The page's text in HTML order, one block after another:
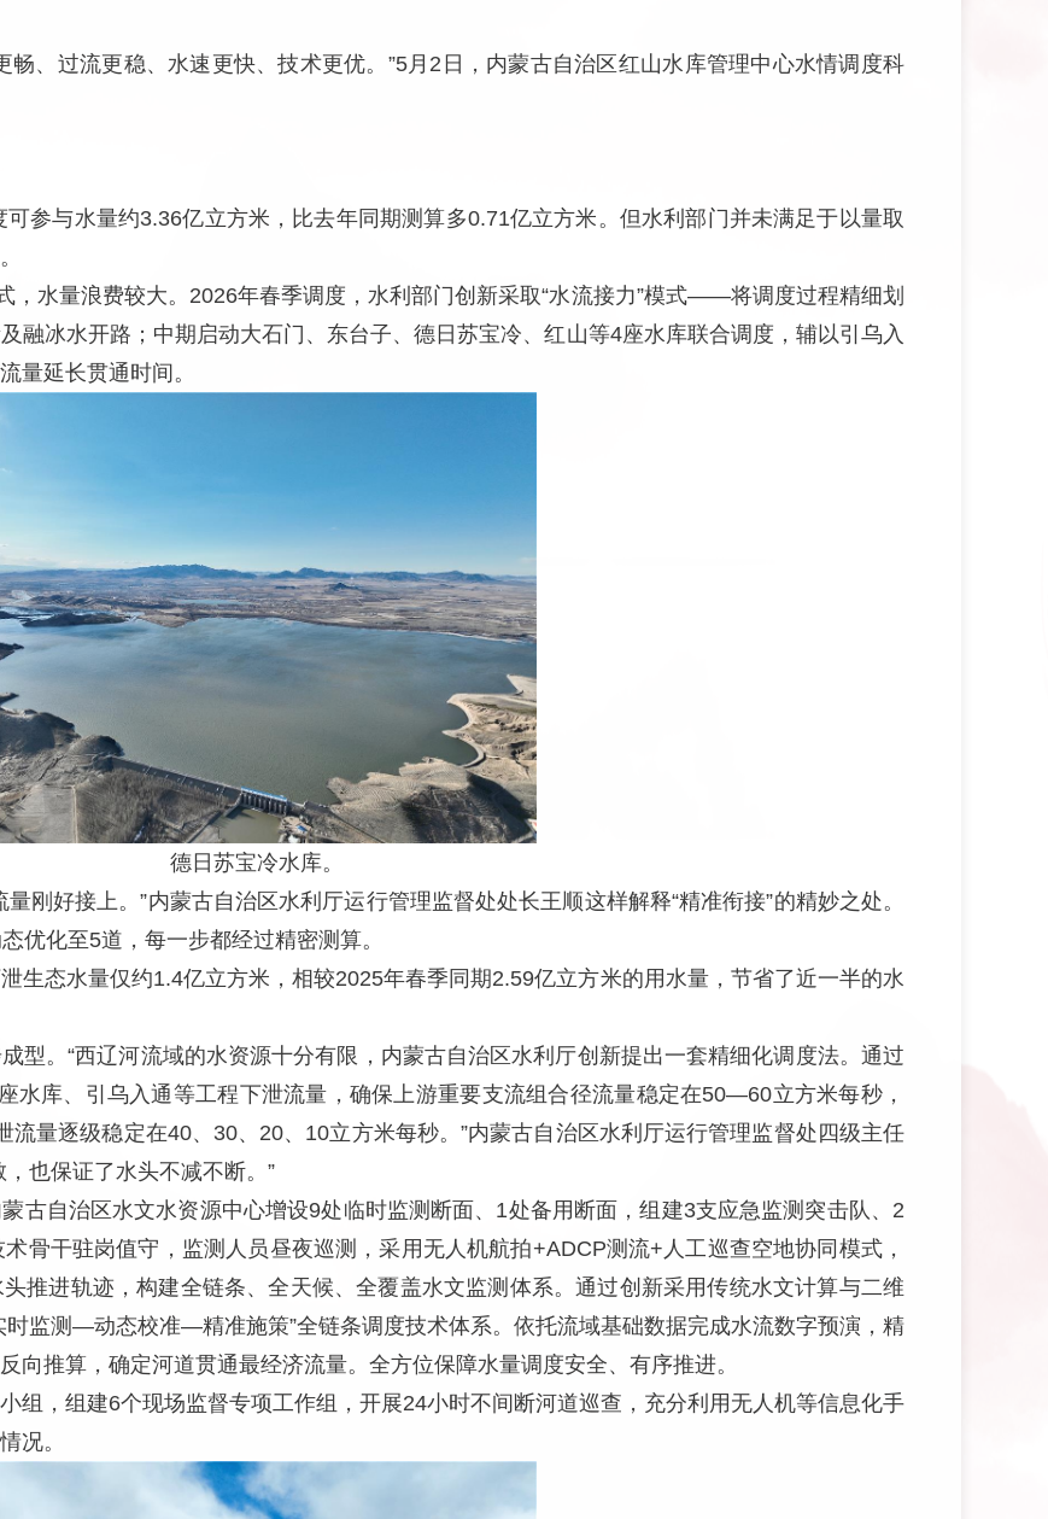
畅、过流更稳、水速更快、技术更优。”5月2日，内蒙古自治区红山水库管理中心水情调度科
参与水量约3.36亿立方米，比去年同期测算多0.71亿立方米。但水利部门并未满足于以量取
，水量浪费较大。2026年春季调度，水利部门创新采取“水流接力”模式——将调度过程精细划
融冰水开路；中期启动大石门、东台子、德日苏宝冷、红山等4座水库联合调度，辅以引乌入
量延长贯通时间。
德日苏宝冷水库。
刚好接上。”内蒙古自治区水利厅运行管理监督处处长王顺这样解释“精准衔接”的精妙之处。
优化至5道，每一步都经过精密测算。
生态水量仅约1.4亿立方米，相较2025年春季同期2.59亿立方米的用水量，节省了近一半的水
型。“西辽河流域的水资源十分有限，内蒙古自治区水利厅创新提出一套精细化调度法。通过
水库、引乌入通等工程下泄流量，确保上游重要支流组合径流量稳定在50—60立方米每秒，
量逐级稳定在40、30、20、10立方米每秒。”内蒙古自治区水利厅运行管理监督处四级主任
也保证了水头不减不断。”
古自治区水文水资源中心增设9处临时监测断面、1处备用断面，组建3支应急监测突击队、2
骨干驻岗值守，监测人员昼夜巡测，采用无人机航拍+ADCP测流+人工巡查空地协同模式，
推进轨迹，构建全链条、全天候、全覆盖水文监测体系。通过创新采用传统水文计算与二维
监测—动态校准—精准施策”全链条调度技术体系。依托流域基础数据完成水流数字预演，精
向推算，确定河道贯通最经济流量。全方位保障水量调度安全、有序推进。
组，组建6个现场监督专项工作组，开展24小时不间断河道巡查，充分利用无人机等信息化手
况。